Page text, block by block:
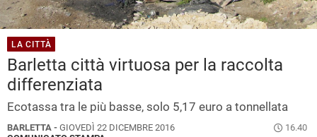
LA CITTÀ
Barletta città virtuosa per la raccolta
differenziata
Ecotassa tra le più basse, solo 5,17 euro a tonnellata
BARLETTA - GIOVEDÌ 22 DICEMBRE 2016
16.40